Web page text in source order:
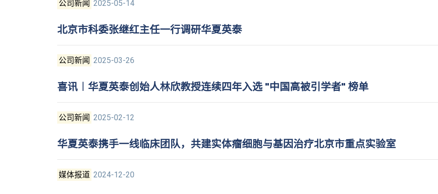
公司新闻 2025-05-14
北京市科委张继红主任一行调研华夏英泰
公司新闻 2025-03-26
喜讯︱华夏英泰创始人林欣教授连续四年入选 "中国高被引学者" 榜单
公司新闻 2025-02-12
华夏英泰携手一线临床团队，共建实体瘤细胞与基因治疗北京市重点实验室
媒体报道 2024-12-20